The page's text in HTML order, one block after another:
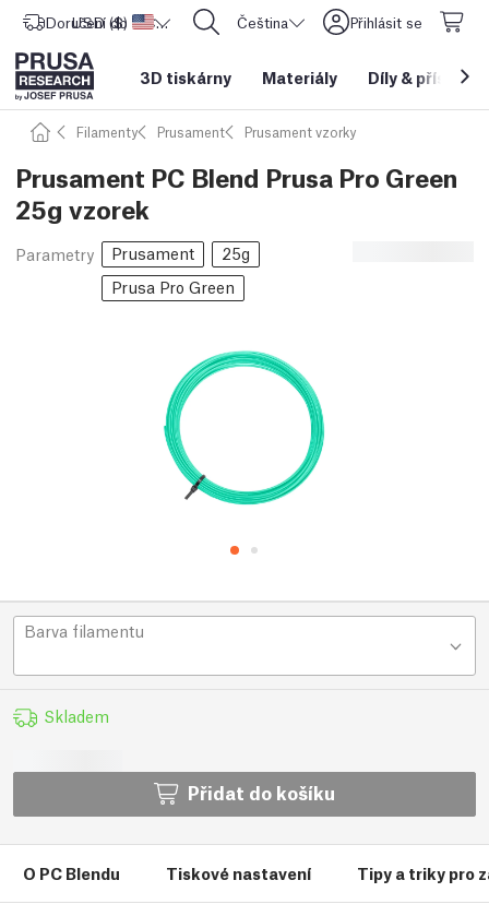
Doručení do Spojené státy americké
USD ($) CORE One L: Nyní skladem! Čeština Přihlásit se
3D tiskárny Materiály Díly &
Filamenty Prusament Prusament vzorky
Prusament PC Blend Prusa Pro Green
25g vzorek
Parametry Prusament
25g
Prusa Pro Green
Barva filamentu
Skladem
Přidat do košíku
O PC Blendu Tiskové nastavení Tipy a triky pro